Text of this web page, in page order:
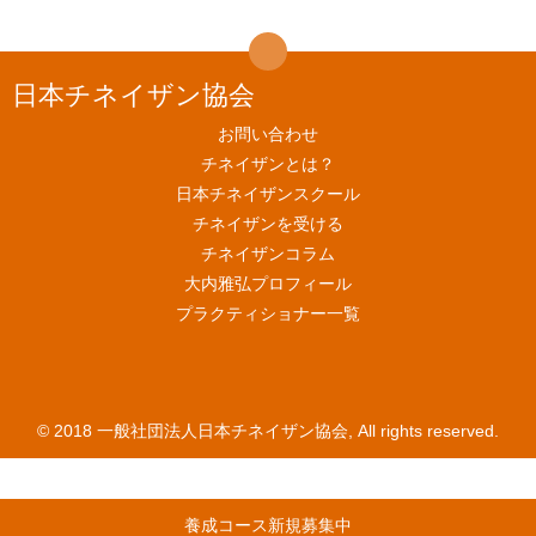
日本チネイザン協会
お問い合わせ
チネイザンとは？
日本チネイザンスクール
チネイザンを受ける
チネイザンコラム
大内雅弘プロフィール
プラクティショナー一覧
© 2018 一般社団法人日本チネイザン協会, All rights reserved.
養成コース新規募集中